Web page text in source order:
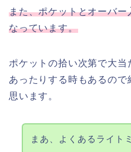
また、ポケットとオーバ
なっています。
ポケットの拾い次第で大
あったりする時もあるので
思います。
まあ、よくあるライト